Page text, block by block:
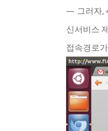
— 그러자,
신서비스
접속경로